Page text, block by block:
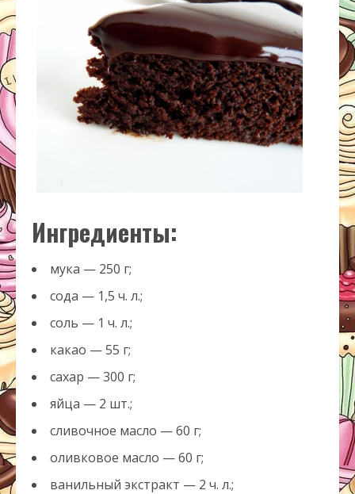
Ингредиенты:
мука — 250 г;
сода — 1,5 ч. л.;
соль — 1 ч. л.;
какао — 55 г;
сахар — 300 г;
яйца — 2 шт.;
сливочное масло — 60 г;
оливковое масло — 60 г;
ванильный экстракт — 2 ч. л.;